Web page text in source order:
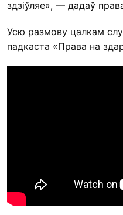
здзіўляе», — дадаў
Усю размову цалкам
падкаста «Права на